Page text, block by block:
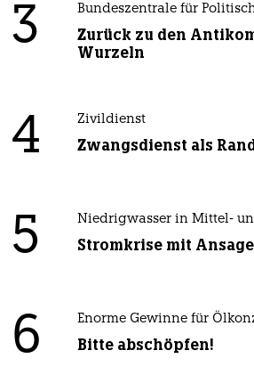
3 Bundeszentrale für
Zurück zu den
Wurzeln
4 Zivildienst
Zwangsdienst als
5 Niedrigwasser in Mittel-
Stromkrise mit Ansage
6 Enorme Gewinne für
Bitte abschöpfen!